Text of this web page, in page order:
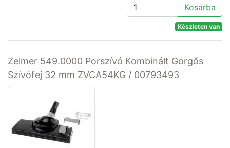
Kosárba
Készleten van
Zelmer 549.0000 Porszívó Kombinált Görgős
Szívófej 32 mm ZVCA54KG / 00793493